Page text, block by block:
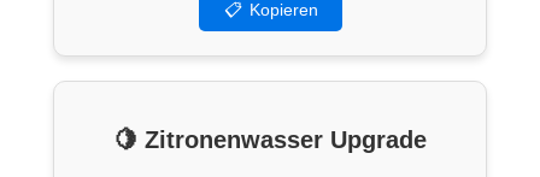
📋 Kopieren
🍋 Zitronenwasser Upgrade